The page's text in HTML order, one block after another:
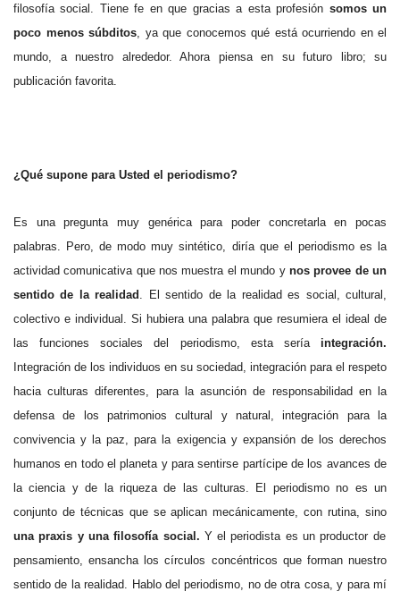
filosofía social. Tiene fe en que gracias a esta profesión somos un
poco menos súbditos , ya que conocemos qué está ocurriendo en el
mundo, a nuestro alrededor. Ahora piensa en su futuro libro; su
publicación favorita.
¿Qué supone para Usted el periodismo?
Es una pregunta muy genérica para poder concretarla en pocas
palabras. Pero, de modo muy sintético, diría que el periodismo es la
actividad comunicativa que nos muestra el mundo y nos provee de un
sentido de la realidad
. El sentido de la realidad es social, cultural,
colectivo e individual. Si hubiera una palabra que resumiera el ideal de
las funciones sociales del periodismo, esta sería integración.
Integración de los individuos en su sociedad, integración para el respeto
hacia culturas diferentes, para la asunción de responsabilidad en la
defensa de los patrimonios cultural y natural, integración para la
convivencia y la paz, para la exigencia y expansión de los derechos
humanos en todo el planeta y para sentirse partícipe de los avances de
la ciencia y de la riqueza de las culturas. El periodismo no es un
conjunto de técnicas que se aplican mecánicamente, con rutina, sino
una praxis y una filosofía social. Y el periodista es un productor de
pensamiento, ensancha los círculos concéntricos que forman nuestro
sentido de la realidad. Hablo del periodismo, no de otra cosa, y para mí